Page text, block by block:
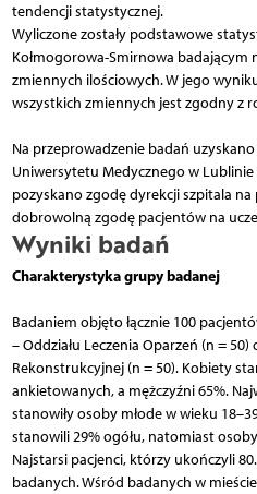
tendencji statystycznej.
Wyliczone zostały podstawowe
Kołmogorowa-Smirnowa badającym
zmiennych ilościowych. W jego
wszystkich zmiennych jest zgodny z
Na przeprowadzenie badań
Uniwersytetu Medycznego w Lublinie
pozyskano zgodę dyrekcji szpitala
dobrowolną zgodę pacjentów na
Wyniki badań
Charakterystyka grupy badanej
Badaniem objęto łącznie 100
– Oddziału Leczenia Oparzeń (n =
Rekonstrukcyjnej (n = 50). Kobiety
ankietowanych, a mężczyźni 65%.
stanowiły osoby młode w wieku
stanowili 29% ogółu, natomiast
Najstarsi pacjenci, którzy ukończyli
badanych. Wśród badanych w